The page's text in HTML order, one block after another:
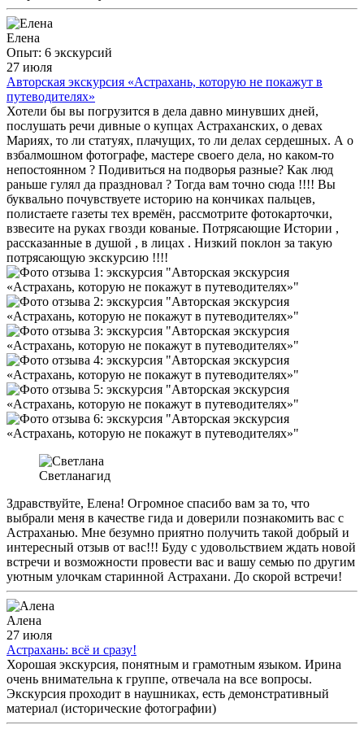
Елена
Опыт: 6 экскурсий
27 июля
Авторская экскурсия «Астрахань, которую не покажут в
путеводителях»
Хотели бы вы погрузится в дела давно минувших дней,
послушать речи дивные о купцах Астраханских, о девах
Мариях, то ли статуях, плачущих, то ли делах сердешных. А о
взбалмошном фотографе, мастере своего дела, но каком-то
непостоянном ? Подивиться на подворья разные? Как люд
раньше гулял да праздновал ? Тогда вам точно сюда !!!! Вы
буквально почувствуете историю на кончиках пальцев,
полистаете газеты тех времён, рассмотрите фотокарточки,
взвесите на руках гвозди кованые. Потрясающие Истории ,
рассказанные в душой , в лицах . Низкий поклон за такую
потрясающую экскурсию !!!!
Светланагид
Здравствуйте, Елена! Огромное спасибо вам за то, что
выбрали меня в качестве гида и доверили познакомить вас с
Астраханью. Мне безумно приятно получить такой добрый и
интересный отзыв от вас!!! Буду с удовольствием ждать новой
встречи и возможности провести вас и вашу семью по другим
уютным улочкам старинной Астрахани. До скорой встречи!
Алена
27 июля
Астрахань: всё и сразу!
Хорошая экскурсия, понятным и грамотным языком. Ирина
очень внимательна к группе, отвечала на все вопросы.
Экскурсия проходит в наушниках, есть демонстративный
материал (исторические фотографии)